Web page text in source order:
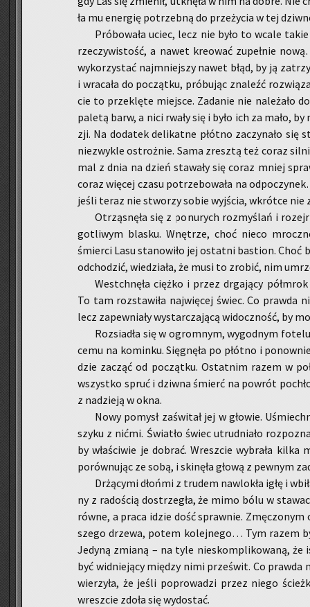
ła mu ener­gię po­trzeb­ną do prze­ży­cia w tej
Pró­bo­wa­ła uciec, lecz nie było to wcale
rze­czy­wi­stość, a nawet kre­ować zu­peł­nie
wy­ko­rzy­stać naj­mniej­szy nawet błąd, by ją
i wra­ca­ła do po­cząt­ku, pró­bu­jąc zna­leźć
cie to prze­klę­te miej­sce. Za­da­nie nie na­le­ża­ło
pa­le­tą barw, a nici rwały się i było ich za mało,
zji. Na do­da­tek de­li­kat­ne płót­no za­czy­na­ło się
nie­zwy­kle ostroż­nie. Sama zresz­tą też coraz
mal z dnia na dzień sta­wa­ły się coraz mniej
coraz wię­cej czasu po­trze­bo­wa­ła na
jeśli teraz nie stwo­rzy sobie wyj­ścia, wkrót­ce nie
Otrzą­snę­ła się z po­nu­rych roz­my­ślań i
go­tli­wym bla­sku. Wnę­trze, choć nieco
śmier­ci Lasu sta­no­wi­ło jej ostat­ni ba­stion. Choć
od­cho­dzić, wie­dzia­ła, że musi to zro­bić, nim
Wes­tchnę­ła cięż­ko i przez drga­ją­cy
To tam roz­sta­wi­ła naj­wię­cej świec. Co praw­da
lecz za­pew­nia­ły wy­star­cza­ją­cą wi­docz­ność, by
Roz­sia­dła się w ogrom­nym, wy­god­nym
ce­mu na ko­min­ku. Się­gnę­ła po płót­no i
dzie za­cząć od po­cząt­ku. Ostat­nim razem w
wszyst­ko spruć i dziw­na śmierć na po­wrót
z na­dzie­ją w okna.
Nowy po­mysł za­świ­tał jej w gło­wie.
szy­ku z nićmi. Świa­tło świec utrud­nia­ło
by wła­ści­wie je do­brać. Wresz­cie wy­bra­ła
po­rów­nu­jąc ze sobą, i ski­nę­ła głową z pew­nym
Drżą­cy­mi dłoń­mi z tru­dem na­wlo­kła igłę i
ny z ra­do­ścią do­strze­gła, że mimo bólu w
równe, a praca idzie dość spraw­nie.
sze­go drze­wa, potem ko­lej­ne­go… Tym razem
Je­dy­ną zmia­ną – na tyle nie­skom­pli­ko­wa­ną, że
być wid­nie­ją­cy mię­dzy nimi prze­świt. Co praw­da
wie­rzy­ła, że jeśli po­pro­wa­dzi przez niego
wresz­cie zdoła się wy­do­stać.